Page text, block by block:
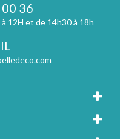
36
12H et de 14h30 à 18h